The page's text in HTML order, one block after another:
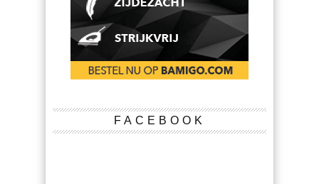
FACEBOOK